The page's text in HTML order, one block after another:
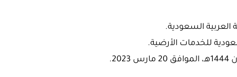
السعودية.
للخدمات الأرضية.